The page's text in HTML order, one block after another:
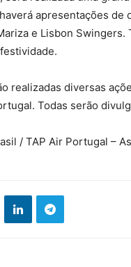
apresentações
e Lisbon
realizadas diversas
Todas serão
/ TAP Air Portugal –